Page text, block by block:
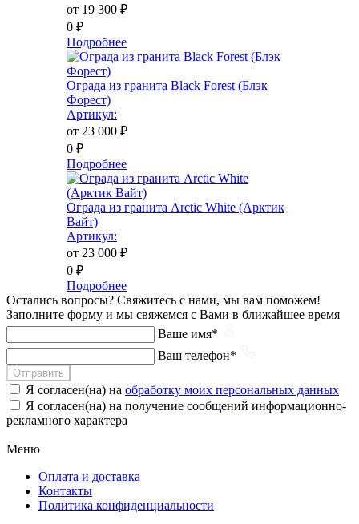
от 19 300 ₽
0 ₽
Подробнее
Ограда из гранита Black Forest (Блэк
Форест)
Артикул:
от 23 000 ₽
0 ₽
Подробнее
Ограда из гранита Arctic White (Арктик
Вайт)
Артикул:
от 23 000 ₽
0 ₽
Подробнее
Остались вопросы? Свяжитесь с нами, мы вам поможем!
Заполните форму и мы свяжемся с Вами в ближайшее время
Ваше имя*
Ваш телефон*
Отправить
Я согласен(на) на обработку моих персональных данных
Я согласен(на) на получение сообщений информационно-
рекламного характера
Меню
Оплата и доставка
Контакты
Политика конфиденциальности